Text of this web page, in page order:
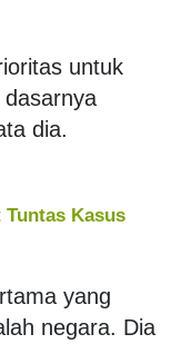
untuk
dasarnya
dia.
Kasus
yang
negara. Dia